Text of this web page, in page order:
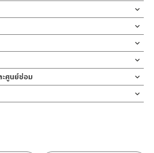
สามทาง Stop Valve ขนาด 1/2″ แสตนเลส
ให้น้ำ เข้า 1 ออก 2 ขนาดมาตราฐาน สามารถ
ตามมาตราฐานสากล มาพร้อมฝาครอบ รับ
จากสแตนเลส เกรด 304 ด้าน ทนทานแข็งแรง
ะไม่ขึ้นสนิม ไม่เป็นรอยคราบน้ำ เป็นอุปกรณ์
จากท่อปะปา ไปยังเครื่องสุขภัณฑ์์กับหัวฉีด
ที่เดินท่อมาจุดเดี๋ยว สามารถจ่ายน้ำได้ พร้อมกัน
วยควบคุมแรงดันน้ำให้เหมาะกับการใช้งาน
ข็งแรงทนทาน รับแรงดันน้ำได้ดีและยากต่อ
ระ
ไล่ฝุ่น เศษทราย เศษท่อ ออกจากท่อน้ำก่อนติด
ไหลออกจากท่อนาน 1 นาที เพื่อให้แรงน้ำพัด
จากท่อน้ำ มิเช่นนั้นสิ่งสกปรกจะเข้าไปภายใน
หายได้ หากตรวจพบเศษละอองต่างๆในสินค้า
บประกัน
ษาผลิตภัณฑ์
มเสียหายอื่น ๆ นอกจากการใช้งานปกติ เช่นไม่
ค้าแรงๆ
ดยการใช้ผ้านุ่มๆชุบน้ำหมาดๆแล้วเช็ดให้แห้ง
เป็นกรด ในการทำความสะอาด เนื่องจากผิว
วามเสียหายให้เกิดขึ้นกับผิวของสินค้าได้
ซึม 10 ปี
ะศูนย์ซ่อม